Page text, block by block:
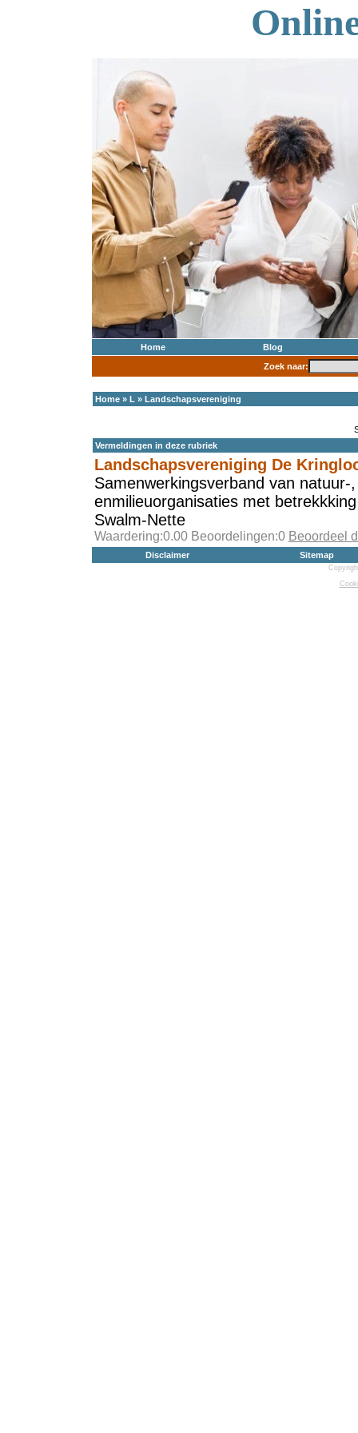
Home
Blog
Zoek naar:
Home » L » Landschapsvereniging
Vermeldingen in deze rubriek
Landschapsvereniging De
Samenwerkingsverband van natuur-
enmilieuorganisaties met
Swalm-Nette
Waardering:0.00 Beoordelingen:0 Beoordeel
Disclaimer Sitemap